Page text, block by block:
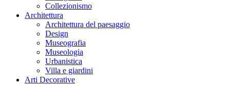
Collezionismo
Architettura
Architettura del paesaggio
Design
Museografia
Museologia
Urbanistica
Villa e giardini
Arti Decorative